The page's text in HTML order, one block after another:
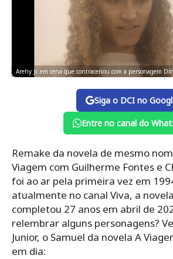
Arehy Jr. em cena que contracenou com a personagem
Siga o DCI no
Entre no canal do
Remake da novela de mesmo
Viagem com Guilherme Fontes e
foi ao ar pela primeira vez em
atualmente no canal Viva, a
completou 27 anos em abril de
relembrar alguns personagens?
Junior, o Samuel da novela A
em dia: